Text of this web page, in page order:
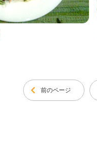
前のページ